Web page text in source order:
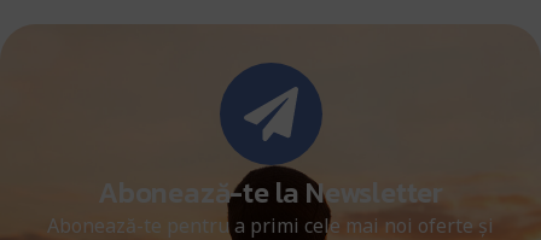
Abonează-te la Newsletter
Abonează-te pentru a primi cele mai noi oferte și